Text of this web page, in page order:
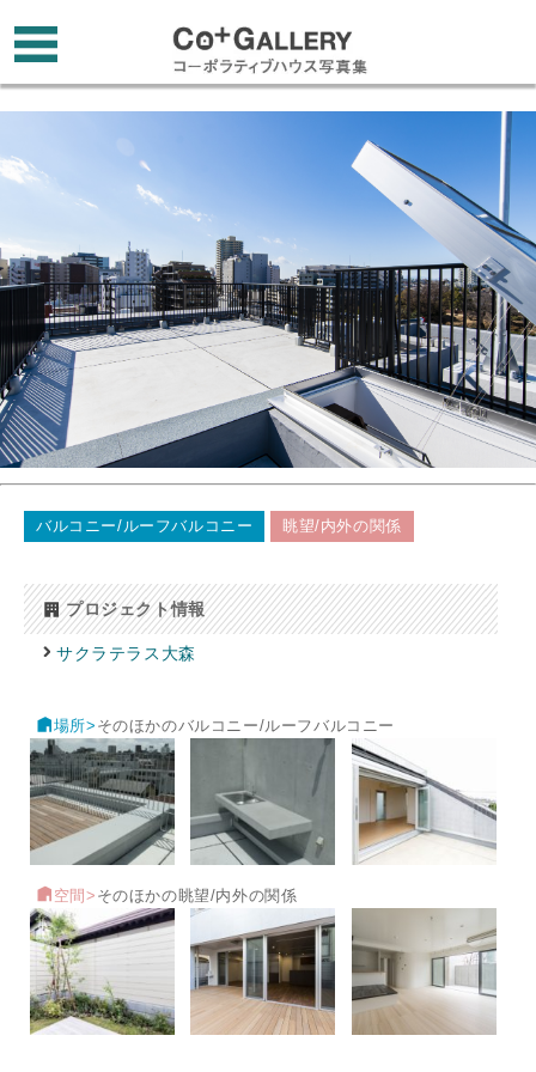
バルコニー/ルーフバルコニー 眺望/内外の関係
プロジェクト情報
サクラテラス大森
場所> そのほかのバルコニー/ルーフバルコニー
空間> そのほかの眺望/内外の関係